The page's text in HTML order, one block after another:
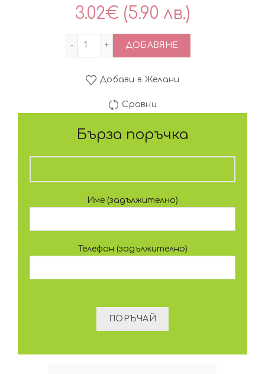
3.02€ (5.90 лв.)
количество за Луксозна четка за
ДОБАВЯНЕ
Добави в Желани
Сравни
Бърза поръчка
Име (задължително)
Телефон (задължително)